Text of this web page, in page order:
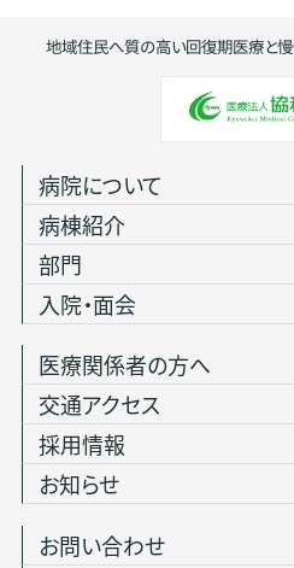
地域住民へ質の高い回復期医療と慢
病院について
病棟紹介
部門
入院・面会
医療関係者の方へ
交通アクセス
採用情報
お知らせ
お問い合わせ